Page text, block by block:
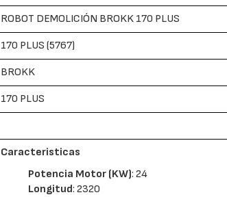
ROBOT DEMOLICIÓN BROKK 170 PLUS
170 PLUS (5767)
BROKK
170 PLUS
Caracteristicas
Potencia Motor (KW): 24
Longitud: 2320